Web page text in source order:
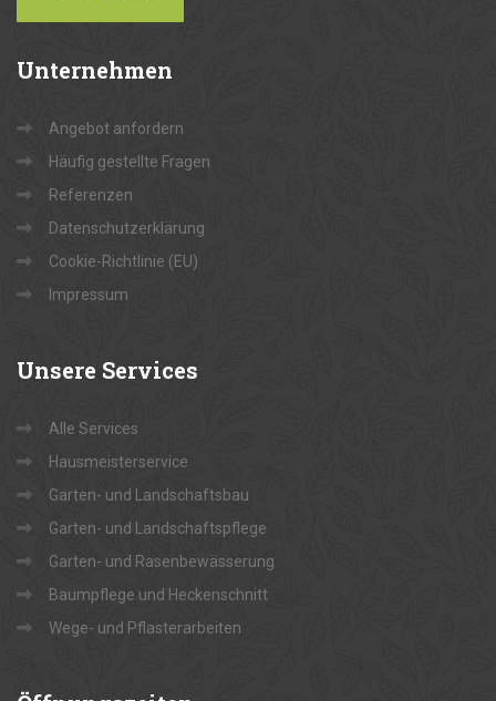
Unternehmen
Angebot anfordern
Häufig gestellte Fragen
Referenzen
Datenschutzerklärung
Cookie-Richtlinie (EU)
Impressum
Unsere Services
Alle Services
Hausmeisterservice
Garten- und Landschaftsbau
Garten- und Landschaftspflege
Garten- und Rasenbewässerung
Baumpflege und Heckenschnitt
Wege- und Pflasterarbeiten